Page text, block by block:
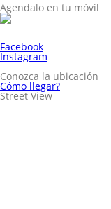
Agendalo en tu móvil
Facebook
Instagram
Conozca la ubicación
Cómo llegar?
Street View